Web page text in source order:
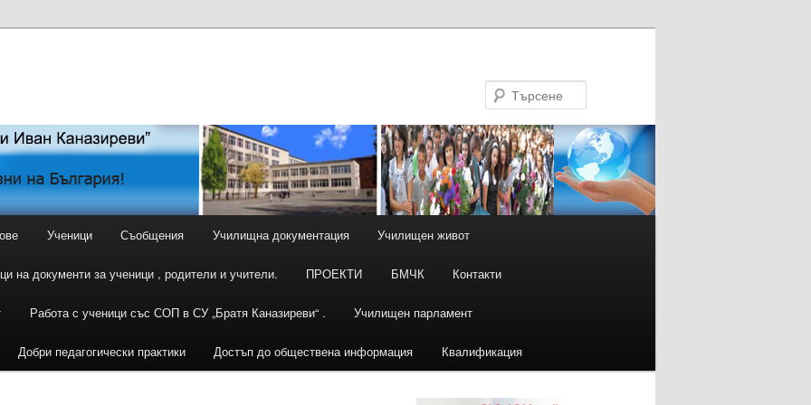
Ученици Съобщения Училищна документация Училищен живот
на документи за ученици , родители и учители. ПРОЕКТИ БМЧК Контакти
Работа с ученици със СОП в СУ „Братя Каназиреви“ . Училищен парламент
Добри педагогически практики Достъп до обществена информация Квалификация